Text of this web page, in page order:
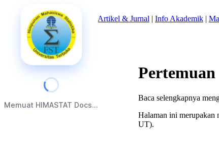
Memuat HIMASTAT Docs...
Beranda|Tentang Kami Artikel & Jurnal | Info Akademik |
Baca selengkapnya
Halaman ini merupakan
UT).